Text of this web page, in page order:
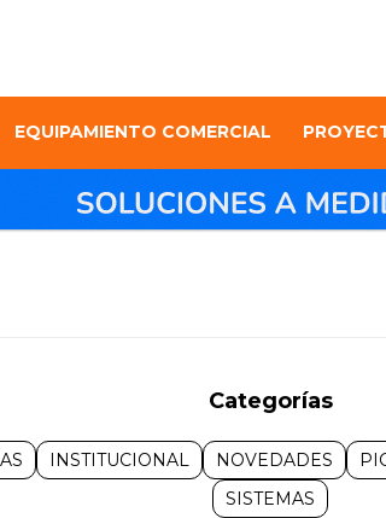
EQUIPAMIENTO COMERCIAL
Categorías
INSTITUCIONAL NOVEDADES
SISTEMAS